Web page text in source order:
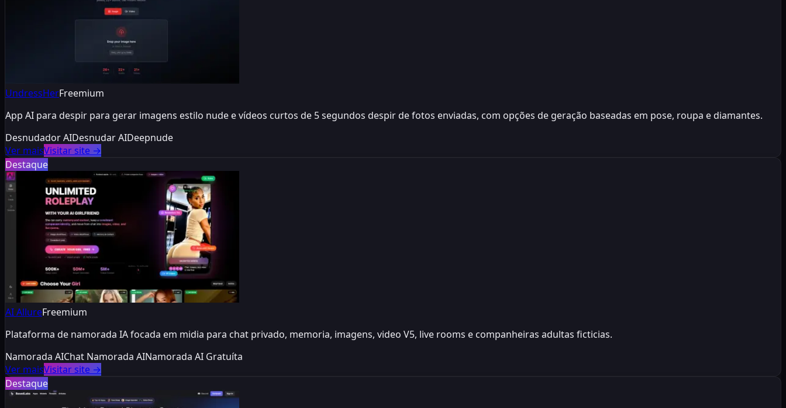
UndressHerFreemium
App AI para despir para gerar imagens estilo nude e vídeos curtos de 5 segundos despir de fotos enviadas, com opções de geração baseadas em pose, roupa e diamantes.
Desnudador AIDesnudar AIDeepnude
Ver maisVisitar site →
Destaque
AI AllureFreemium
Plataforma de namorada IA focada em midia para chat privado, memoria, imagens, video V5, live rooms e companheiras adultas ficticias.
Namorada AIChat Namorada AINamorada AI Gratuíta
Ver maisVisitar site →
Destaque